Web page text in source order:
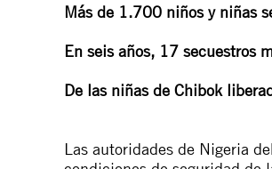
Más de 1.700 niños y niñas
En seis años, 17 secuestros
De las niñas de Chibok
Las autoridades de Nigeria